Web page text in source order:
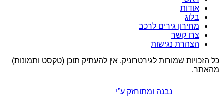
אודות
בלוג
מחירון גירים לרכב
צרו קשר
הצהרת נגישות
כל הזכויות שמורות לגירטרוניק, אין להעתיק תוכן (טקסט ותמונות)
מהאתר.
נבנה ומתוחזק ע”י